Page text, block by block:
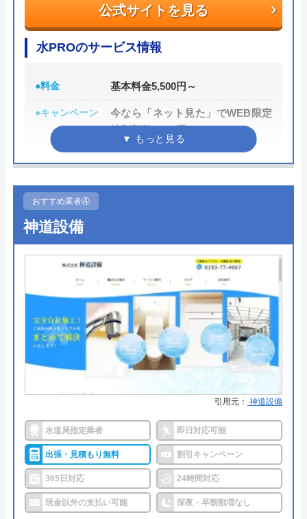
RZ-1
2 年前
Googleクチコミを見る
公式サイトを見る
水PROのサービス情報
●料金 基本料金5,500円～
●キャンペーン
今なら「ネット見た」でWEB限定
特別割引3,000円OFF
●駆けつけ時間 最短15分
24時間
●定休日
●出張見積もり
●支払い方法
現金払い、銀行振込、後日集金、
クレジットカード
―
●保証・保険 ―
詳細は公式HPでご確認ください
水PROは、即日対応可能でスピーディーな対応が特
徴的な業者です。
地域に精通したエリア担当作業員がいるため、夜間
も含めて電話をしてから2～3分で手配、最速15分で
駆け付けてくれます。
おすすめ業者④
神道設備
引用元： 神道設備
水道局指定業者 即日対応可能
出張・見積もり無料 割引キャンペーン
365日対応 24時間対応
現金以外の支払い可能 深夜・早朝割増なし